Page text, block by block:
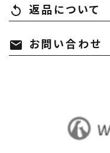
replay 返品について
mail お問い合わせ